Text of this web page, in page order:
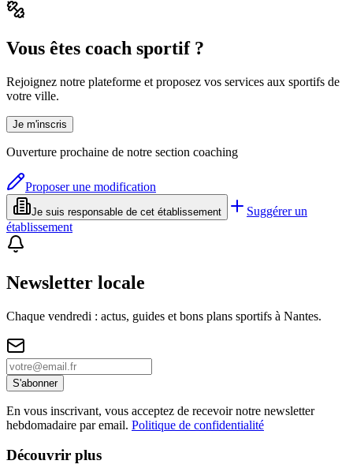
Vous êtes coach sportif ?
Rejoignez notre plateforme et proposez vos services aux sportifs de
votre ville.
Je m'inscris
Ouverture prochaine de notre section coaching
Proposer une modification
Je suis responsable de cet établissement
Suggérer un
établissement
Newsletter locale
Chaque vendredi : actus, guides et bons plans sportifs à Nantes.
S'abonner
En vous inscrivant, vous acceptez de recevoir notre newsletter
hebdomadaire par email. Politique de confidentialité
Découvrir plus